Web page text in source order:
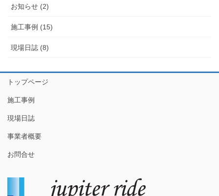
お知らせ (2)
施工事例 (15)
現場日誌 (8)
トップページ
施工事例
現場日誌
事業者概要
お問合せ